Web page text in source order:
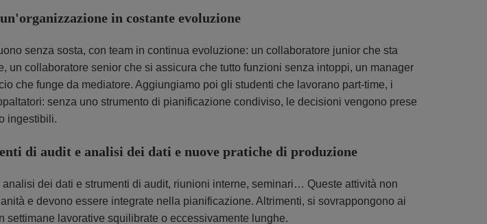
in costante evoluzione
senza sosta, con team in continua evoluzione: un collaboratore junior che sta
un collaboratore senior che si assicura che tutto funzioni senza intoppi, un manager
che funge da mediatore. Aggiungiamo poi gli studenti che lavorano part-time, i
senza uno strumento di pianificazione condiviso, le decisioni vengono prese
ingestibili.
di audit e analisi dei dati e nuove pratiche di produzione
analisi dei dati e strumenti di audit, riunioni interne, seminari… Queste attività non
e devono essere integrate nella pianificazione. Altrimenti, si sovrappongono ai
settimane lavorative squilibrate o eccessivamente lunghe.